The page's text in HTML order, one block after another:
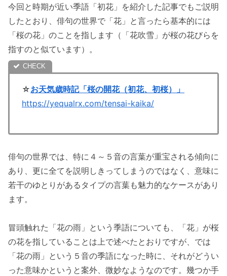
今回と時期が近い季語「初花」を紹介した記事でもご説明
したとおり、俳句の世界で「花」と言ったら基本的には
「桜の花」のことを指します（「花吹雪」が桜の花びらを
指すのと似ています）。
☆お天気歳時記「桜の開花（初花、初桜）」
https://yequalrx.com/tensai-kaika/
俳句の世界では、特に４～５音の言葉が重宝される傾向に
あり、更に全てを説明しきってしまうのではなく、意味に
若干のゆとりがあるタイプの言葉も魅力的なケースがあり
ます。
冒頭触れた「花の雨」という季語についても、「花」が桜
の花を指していることは上で述べたとおりですが、では
「花の雨」という５音の季語になった時に、それがどうい
った意味かというと案外、微妙なようなのです。幾つか手